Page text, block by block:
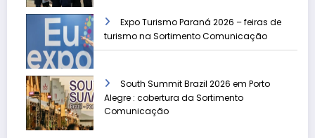
Expo Turismo Paraná 2026 – feiras de
turismo na Sortimento Comunicação
South Summit Brazil 2026 em Porto
Alegre : cobertura da Sortimento
Comunicação